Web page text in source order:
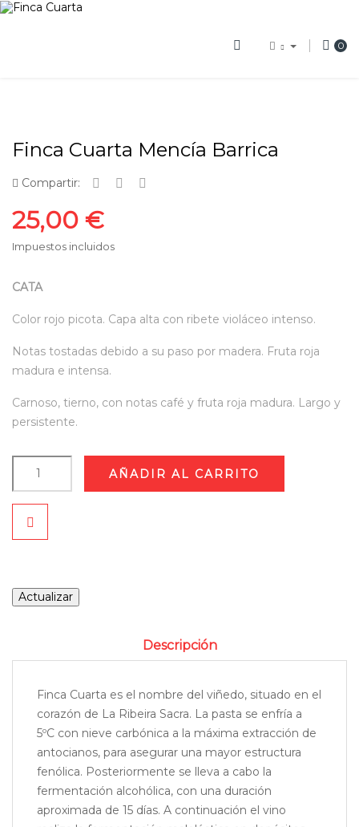
0
Finca Cuarta Mencía Barrica
Compartir:
25,00 €
Impuestos incluidos
CATA
Color rojo picota. Capa alta con ribete violáceo intenso.
Notas tostadas debido a su paso por madera. Fruta roja
madura e intensa.
Carnoso, tierno, con notas café y fruta roja madura. Largo y
persistente.
AÑADIR AL CARRITO
Descripción
Finca Cuarta es el nombre del viñedo, situado en el
corazón de La Ribeira Sacra. La pasta se enfría a
5ºC con nieve carbónica a la máxima extracción de
antocianos, para asegurar una mayor estructura
fenólica. Posteriormente se lleva a cabo la
fermentación alcohólica, con una duración
aproximada de 15 días. A continuación el vino